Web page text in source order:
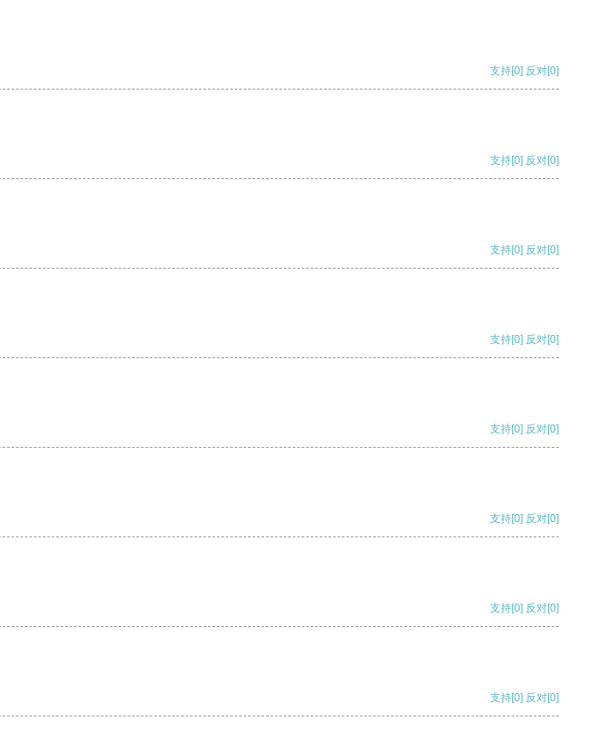
支持[0] 反对[0]
支持[0] 反对[0]
支持[0] 反对[0]
支持[0] 反对[0]
支持[0] 反对[0]
支持[0] 反对[0]
支持[0] 反对[0]
支持[0] 反对[0]